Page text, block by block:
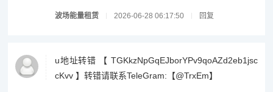
波场能量租赁 2026-06-28 06:17:50 回复
u地址转错 【 TGKkzNpGqEJborYPv9qoAZd2eb1jsc
cKvv 】转错请联系TeleGram:【@TrxEm】